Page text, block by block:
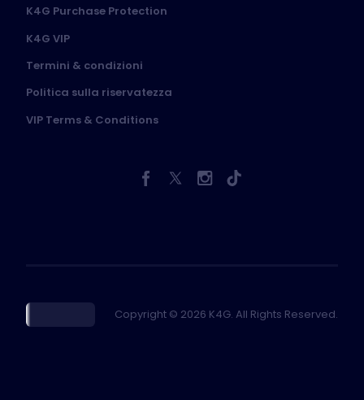
K4G Purchase Protection
K4G VIP
Termini & condizioni
Politica sulla riservatezza
VIP Terms & Conditions
Copyright © 2026 K4G. All Rights Reserved.